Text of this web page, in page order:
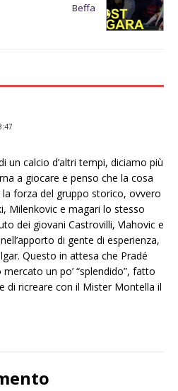
Beffa
un calcio d’altri tempi, diciamo più
a giocare e penso che la cosa
forza del gruppo storico, ovvero
Milenkovic e magari lo stesso
dei giovani Castrovilli, Vlahovic e
di gente di esperienza,
Questo in attesa che Pradé
un po’ “splendido”, fatto
di ricreare con il Mister Montella il